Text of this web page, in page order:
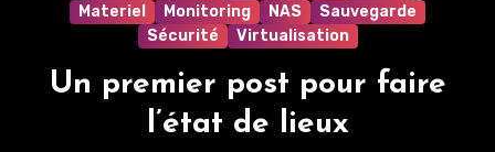
Materiel
Monitoring NAS
Sauvegarde
Sécurité
Virtualisation
Un premier post pour faire
l’état de lieux